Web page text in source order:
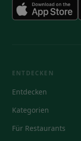
ENTDECKEN
Entdecken
Kategorien
Für Restaurants